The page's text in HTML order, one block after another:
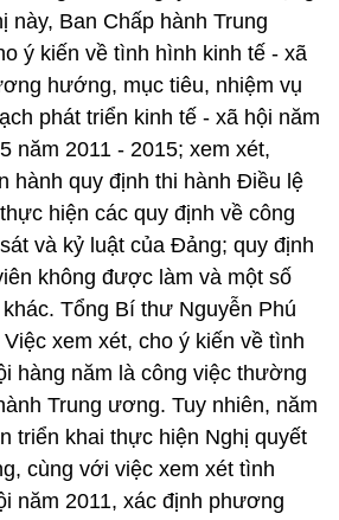
này, Ban Chấp hành Trung
ý kiến về tình hình kinh tế - xã
hướng, mục tiêu, nhiệm vụ
phát triển kinh tế - xã hội năm
năm 2011 - 2015; xem xét,
hành quy định thi hành Điều lệ
hiện các quy định về công
và kỷ luật của Đảng; quy định
không được làm và một số
Tổng Bí thư Nguyễn Phú
xem xét, cho ý kiến về tình
hàng năm là công việc thường
Trung ương. Tuy nhiên, năm
triển khai thực hiện Nghị quyết
cùng với việc xem xét tình
năm 2011, xác định phương